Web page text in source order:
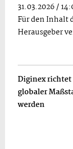
31.03.2026 /
Für den Inhalt
Herausgeber
Diginex richtet
globaler
werden